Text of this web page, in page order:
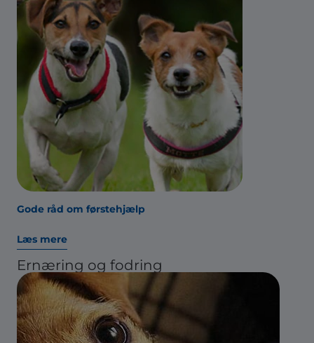
Gode råd om førstehjælp
Læs mere
Ernæring og fodring